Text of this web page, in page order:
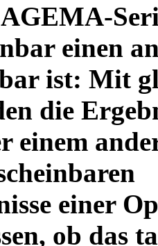
einen
ist: Mit
die
einem
einer
ob das